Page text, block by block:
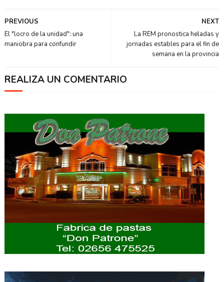
NEXT
La REM pronostica heladas y
jornadas estables para el fin de
semana en la provincia
PREVIOUS
El "locro de la unidad": una
maniobra para confundir
REALIZA UN COMENTARIO